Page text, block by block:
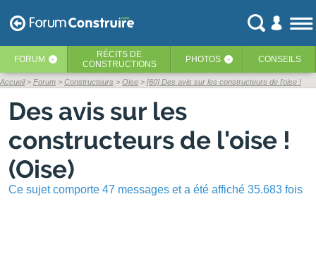
FORUM ‹ RÉCITS DE
CONSTRUCTIONS
PHOTOS ‹ CONSEILS
Accueil Forum Constructeurs Oise [60] Des avis sur les constructeurs de l'oise !
Des avis sur les
constructeurs de l'oise !
(Oise)
Ce sujet comporte 47 messages et a été affiché 35.683 fois